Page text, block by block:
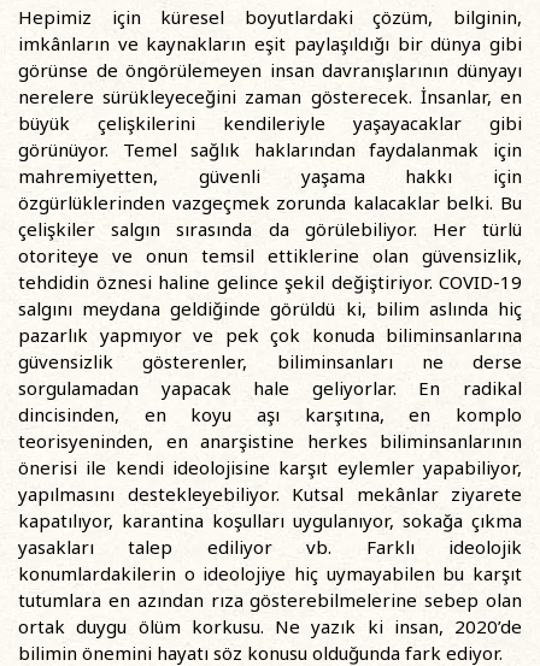
Hepimiz için küresel boyutlardaki çözüm, bilginin,
imkânların ve kaynakların eşit paylaşıldığı bir dünya gibi
görünse de öngörülemeyen insan davranışlarının dünyayı
nerelere sürükleyeceğini zaman gösterecek. İnsanlar, en
büyük çelişkilerini kendileriyle yaşayacaklar gibi
görünüyor. Temel sağlık haklarından faydalanmak için
mahremiyetten, güvenli yaşama hakkı için
özgürlüklerinden vazgeçmek zorunda kalacaklar belki. Bu
çelişkiler salgın sırasında da görülebiliyor. Her türlü
otoriteye ve onun temsil ettiklerine olan güvensizlik,
tehdidin öznesi haline gelince şekil değiştiriyor. COVID-19
salgını meydana geldiğinde görüldü ki, bilim aslında hiç
pazarlık yapmıyor ve pek çok konuda biliminsanlarına
güvensizlik gösterenler, biliminsanları ne derse
sorgulamadan yapacak hale geliyorlar. En radikal
dincisinden, en koyu aşı karşıtına, en komplo
teorisyeninden, en anarşistine herkes biliminsanlarının
önerisi ile kendi ideolojisine karşıt eylemler yapabiliyor,
yapılmasını destekleyebiliyor. Kutsal mekânlar ziyarete
kapatılıyor, karantina koşulları uygulanıyor, sokağa çıkma
yasakları talep ediliyor vb. Farklı ideolojik
konumlardakilerin o ideolojiye hiç uymayabilen bu karşıt
tutumlara en azından rıza gösterebilmelerine sebep olan
ortak duygu ölüm korkusu. Ne yazık ki insan, 2020’de
bilimin önemini hayatı söz konusu olduğunda fark ediyor.